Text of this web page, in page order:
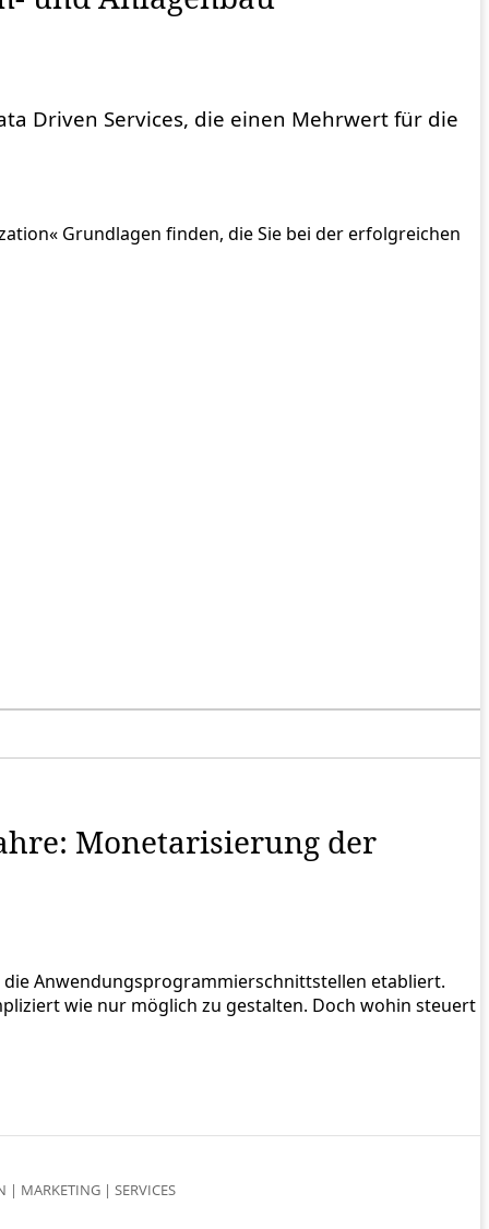
Driven Services, die einen Mehrwert für die
Grundlagen finden, die Sie bei der erfolgreichen
Monetarisierung der
die Anwendungsprogrammierschnittstellen etabliert.
wie nur möglich zu gestalten. Doch wohin steuert
| MARKETING | SERVICES